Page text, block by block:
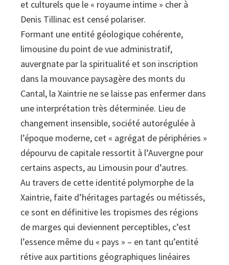
et culturels que le « royaume intime » cher à
Denis Tillinac est censé polariser.
Formant une entité géologique cohérente,
limousine du point de vue administratif,
auvergnate par la spiritualité et son inscription
dans la mouvance paysagère des monts du
Cantal, la Xaintrie ne se laisse pas enfermer dans
une interprétation très déterminée. Lieu de
changement insensible, société autorégulée à
l’époque moderne, cet « agrégat de périphéries »
dépourvu de capitale ressortit à l’Auvergne pour
certains aspects, au Limousin pour d’autres.
Au travers de cette identité polymorphe de la
Xaintrie, faite d’héritages partagés ou métissés,
ce sont en définitive les tropismes des régions
de marges qui deviennent perceptibles, c’est
l’essence même du « pays » – en tant qu’entité
rétive aux partitions géographiques linéaires